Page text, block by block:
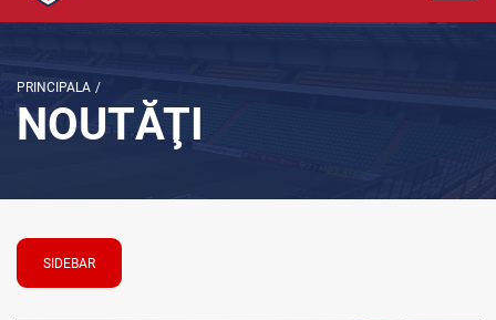
PRINCIPALA /
NOUTĂŢI
SIDEBAR